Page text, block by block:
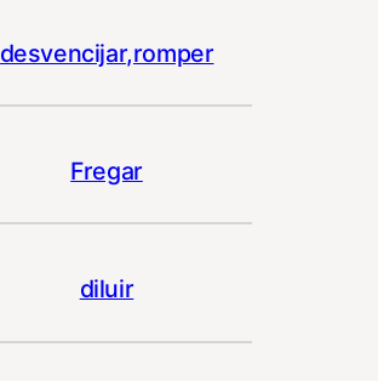
desvencijar,romper
Fregar
diluir